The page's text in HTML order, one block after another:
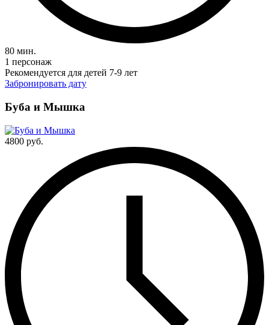
80 мин.
1 персонаж
Рекомендуется для детей 7-9 лет
Забронировать дату
Буба и Мышка
4800 руб.